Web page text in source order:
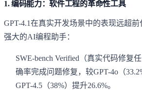
1.编码能力：软件工程的革命性工具
GPT-4.1在真实开发场景中的表现远超
强大的AI编程助手：
SWE-bench Verified（真实代码修复
确率完成问题修复，较GPT-4o（
GPT-4.5（38%）提升26.6%。